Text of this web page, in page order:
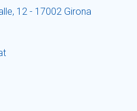
12 - 17002 Girona